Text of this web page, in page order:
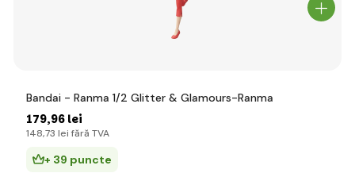
Bandai - Ranma 1/2 Glitter & Glamours-Ranma
179,96 lei
148,73 lei fără TVA
+ 39 puncte